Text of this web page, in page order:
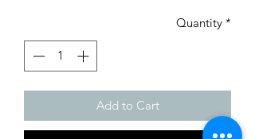
Quantity *
Add to Cart